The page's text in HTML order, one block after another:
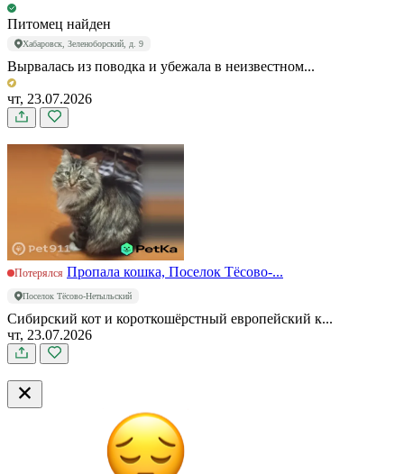
Питомец найден
Хабаровск, Зеленоборский, д. 9
Вырвалась из поводка и убежала в неизвестном...
чт, 23.07.2026
Потерялся Пропала кошка, Поселок Тёсово-...
Поселок Тёсово-Нетыльский
Сибирский кот и короткошёрстный европейский к...
чт, 23.07.2026